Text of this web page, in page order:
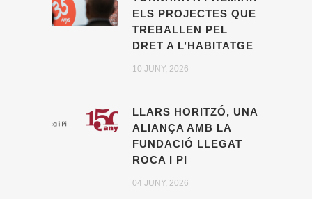
ELS PROJECTES QUE
TREBALLEN PEL
DRET A L’HABITATGE
10 JUNY, 2026
LLARS HORITZÓ, UNA
ALIANÇA AMB LA
FUNDACIÓ LLEGAT
ROCA I PI
04 JUNY, 2026